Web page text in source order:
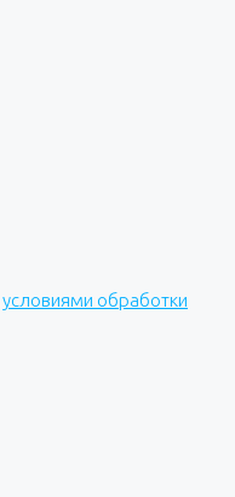
условиями обработки